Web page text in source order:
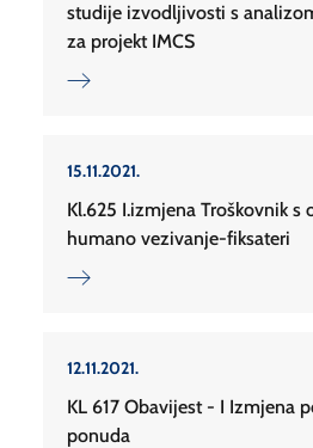
studije izvodljivosti s
za projekt IMCS
15.11.2021.
Kl.625 I.izmjena Troškovnik s
humano vezivanje-fiksateri
12.11.2021.
KL 617 Obavijest - I Izmjena
ponuda